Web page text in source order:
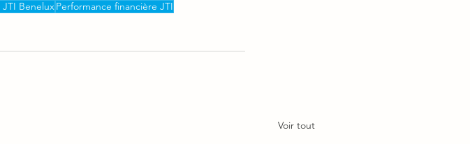
JTI BeneluxPerformance financière JTI
Voir tout